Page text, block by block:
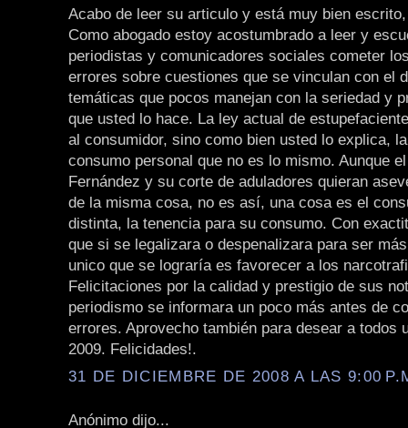
Acabo de leer su articulo y está muy bien
Como abogado estoy acostumbrado a leer y
periodistas y comunicadores sociales cometer
errores sobre cuestiones que se vinculan con el
temáticas que pocos manejan con la seriedad y
que usted lo hace. La ley actual de
al consumidor, sino como bien usted lo explica,
consumo personal que no es lo mismo. Aunque
Fernández y su corte de aduladores quieran
de la misma cosa, no es así, una cosa es el
distinta, la tenencia para su consumo. Con
que si se legalizara o despenalizara para ser
unico que se lograría es favorecer a los
Felicitaciones por la calidad y prestigio de sus
periodismo se informara un poco más antes de
errores. Aprovecho también para desear a todos
2009. Felicidades!.
31 DE DICIEMBRE DE 2008 A LAS 9:00
Anónimo dijo...